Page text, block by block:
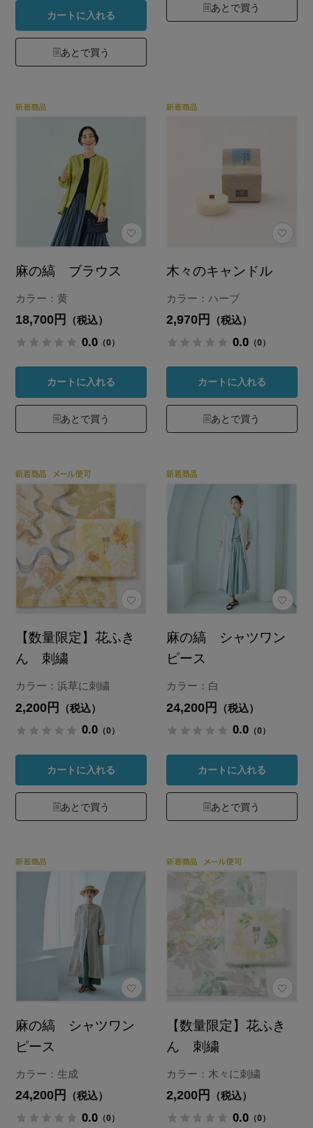
カートに入れる
あとで買う
あとで買う
麻の縞 ブラウス
カラー：黄
18,700円 （税込）
0.0 （0）
カートに入れる
あとで買う
木々のキャンドル
カラー：ハーブ
2,970円 （税込）
0.0 （0）
カートに入れる
あとで買う
【数量限定】花ふき
ん 刺繍
カラー：浜草に刺繍
2,200円 （税込）
0.0 （0）
カートに入れる
あとで買う
麻の縞 シャツワン
ピース
カラー：白
24,200円 （税込）
0.0 （0）
カートに入れる
あとで買う
麻の縞 シャツワン
ピース
カラー：生成
24,200円 （税込）
0.0 （0）
【数量限定】花ふき
ん 刺繍
カラー：木々に刺繍
2,200円 （税込）
0.0 （0）